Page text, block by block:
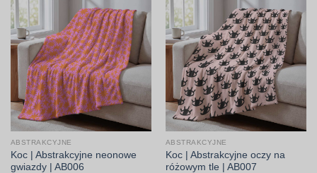
ABSTRAKCYJNE
Koc | Abstrakcyjne neonowe
gwiazdy | AB006
ABSTRAKCYJNE
Koc | Abstrakcyjne oczy na
różowym tle | AB007